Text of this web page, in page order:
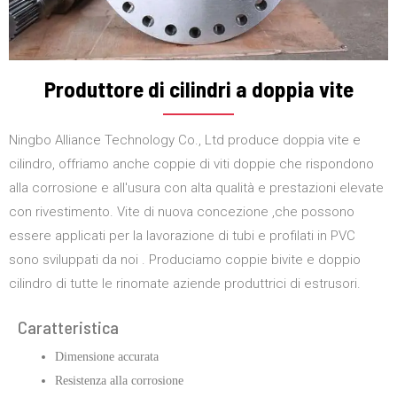
Produttore di cilindri a doppia vite
Ningbo Alliance Technology Co., Ltd produce doppia vite e
cilindro, offriamo anche coppie di viti doppie che rispondono
alla corrosione e all'usura con alta qualità e prestazioni elevate
con rivestimento. Vite di nuova concezione ,che possono
essere applicati per la lavorazione di tubi e profilati in PVC
sono sviluppati da noi . Produciamo coppie bivite e doppio
cilindro di tutte le rinomate aziende produttrici di estrusori.
Caratteristica
Dimensione accurata
Resistenza alla corrosione